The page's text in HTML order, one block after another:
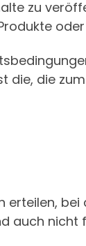
zu
die, die
erteilen,
auch nicht